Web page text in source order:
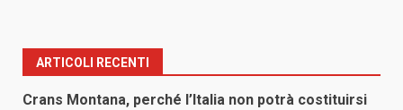
ARTICOLI RECENTI
Crans Montana, perché l’Italia non potrà costituirsi